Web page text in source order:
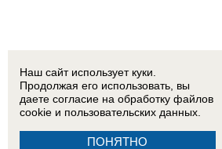
Наш сайт использует куки.
Продолжая его использовать, вы
даете согласие на обработку файлов
cookie и пользовательских данных.
ПОНЯТНО